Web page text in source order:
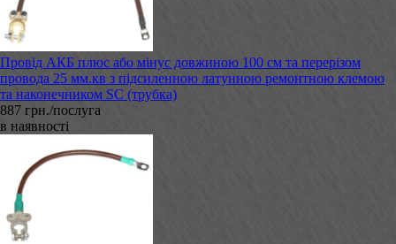
Провід АКБ плюс або мінус довжиною 100 см та перерізом
провода 25 мм.кв з підсиленною латунною ремонтною клемою
та наконечником SC (трубка)
887 грн./послуга
в наявності